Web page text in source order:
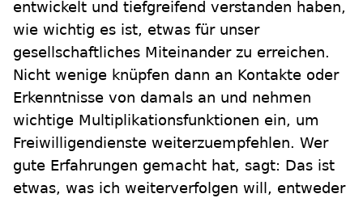
entwickelt und tiefgreifend verstanden haben,
wie wichtig es ist, etwas für unser
gesellschaftliches Miteinander zu erreichen.
Nicht wenige knüpfen dann an Kontakte oder
Erkenntnisse von damals an und nehmen
wichtige Multiplikationsfunktionen ein, um
Freiwilligendienste weiterzuempfehlen. Wer
gute Erfahrungen gemacht hat, sagt: Das ist
etwas, was ich weiterverfolgen will, entweder